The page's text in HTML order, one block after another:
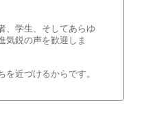
、学生、そしてあらゆ
気鋭の声を歓迎しま
近づけるからです。